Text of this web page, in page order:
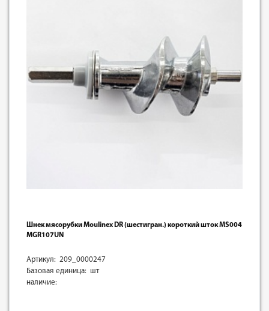
Шнек мясорубки Moulinex DR (шестигран.) короткий шток MS004
MGR107UN
Артикул: 209_0000247
Базовая единица: шт
наличие: